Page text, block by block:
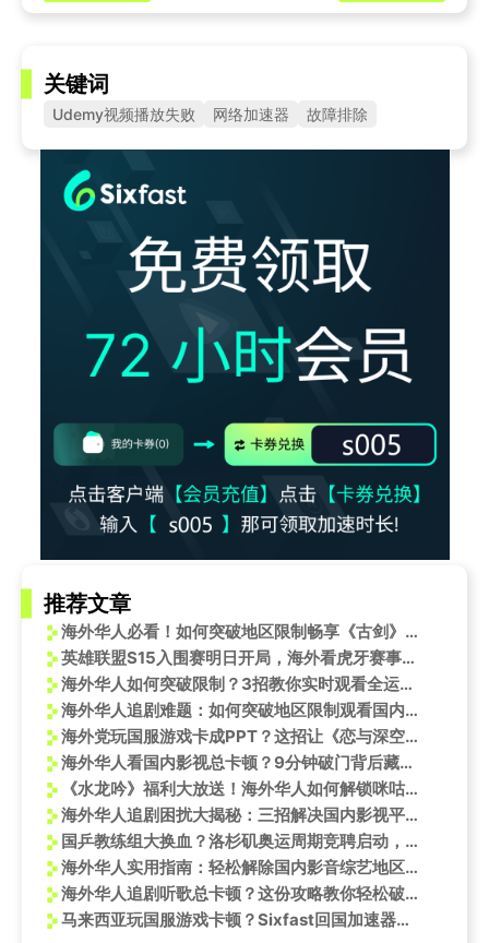
关键词
Udemy视频播放失败 网络加速器 故障排除
推荐文章
海外华人必看！如何突破地区限制畅享《古剑》等国产影视游戏
英雄联盟S15入围赛明日开局，海外看虎牙赛事直播画面卡顿怎么办？
海外华人如何突破限制？3招教你实时观看全运会女排巅峰对决
海外华人追剧难题：如何突破地区限制观看国内热门影视综艺节目
海外党玩国服游戏卡成PPT？这招让《恋与深空》秒变流畅！
海外华人看国内影视总卡顿？9分钟破门背后藏着这些网络限制的秘密
《水龙吟》福利大放送！海外华人如何解锁咪咕视频追剧权限？
海外华人追剧困扰大揭秘：三招解决国内影视平台地区限制和卡顿问题
国乒教练组大换血？洛杉矶奥运周期竞聘启动，谁能扛起国球大旗？
海外华人实用指南：轻松解除国内影音综艺地区限制，畅享跨年盛宴
海外华人追剧听歌总卡顿？这份攻略教你轻松破解地区限制，畅享国内影音
马来西亚玩国服游戏卡顿？Sixfast回国加速器帮你解决！